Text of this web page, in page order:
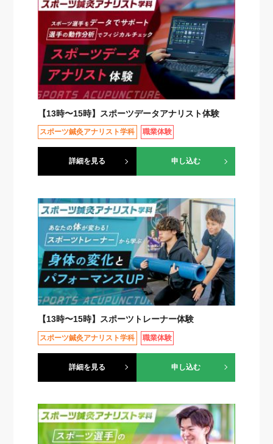
【13時〜15時】スポーツデータアナリスト体験
スポーツ鍼灸アナリスト学科 職業体験
詳細を見る 申し込む
【13時〜15時】スポーツトレーナー体験
スポーツ鍼灸アナリスト学科 職業体験
詳細を見る 申し込む